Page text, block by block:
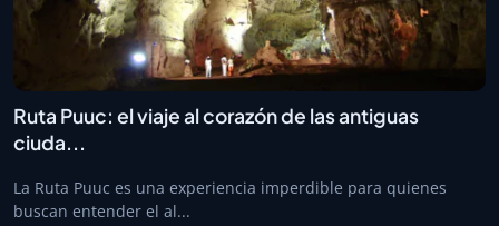
Ruta Puuc: el viaje al corazón de las antiguas
ciuda...
La Ruta Puuc es una experiencia imperdible para quienes
buscan entender el al...